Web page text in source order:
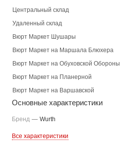
Центральный склад
Удаленный склад
Вюрт Маркет Шушары
Вюрт Маркет на Маршала Блюхера
Вюрт Маркет на Обуховской Обороны
Вюрт Маркет на Планерной
Вюрт Маркет на Варшавской
Основные характеристики
Бренд — Wurth
Все характеристики